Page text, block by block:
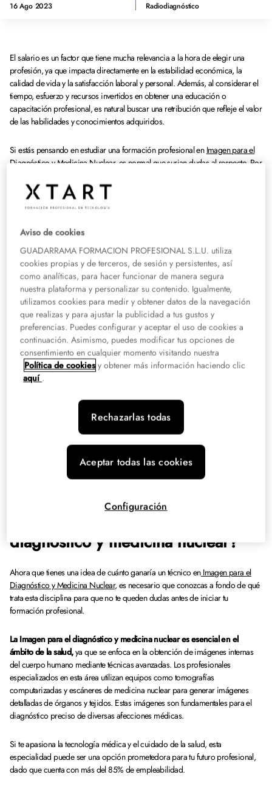
16 Ago 2023
Radiodiagnóstico
El salario es un factor que tiene mucha relevancia a la hora de elegir una
profesión, ya que impacta directamente en la estabilidad económica, la
calidad de vida y la satisfacción laboral y personal. Además, al considerar el
tiempo, esfuerzo y recursos invertidos en obtener una educación o
capacitación profesional, es natural buscar una retribución que refleje el valor
de las habilidades y conocimientos adquiridos.
Si estás pensando en estudiar una formación profesional en Imagen para el
Diagnóstico y Medicina Nuclear, es normal que surjan dudas al respecto. Por
aproximado que devenga un profesional en esta área, junto con otros datos
útiles que te ayudarán a aumentar tus posibilidades de obtener una
Salario promedio de un técnico en
Radiología y Medicina Nuclear
El salario de los técnicos especializados en esta área puede variar debido a
diversos factores, como la experiencia del candidato y las condiciones del
contrato, lo que dificulta establecer una cantidad exacta que refleje el sueldo
mensual o anual de este profesional sanitario.
Sin embargo, es posible proporcionar un aproximado que sirva como
referencia si decides estudiar esta carrera. En ese sentido,
reciben estos profesionales sanitarios oscila entre los 16-000 y 23.000
euros anuales, lo que equivale a una media de alrededor de 1.500 euros
sea público o privado. Estos factores juegan un papel clave en la
determinación del salario final de un técnico en Imagen para el Diagnóstico y
diagnóstico y medicina nuclear?
Ahora que tienes una idea de cuánto ganaría un técnico enImagen para el
Diagnóstico y Medicina Nuclear, es necesario que conozcas a fondo de qué
trata esta disciplina para que no te queden dudas antes de iniciar tu
formación profesional.
La Imagen para el diagnóstico y medicina nuclear es esencial en el
ámbito de la salud,ya que se enfoca en la obtención de imágenes internas
del cuerpo humano mediante técnicas avanzadas. Los profesionales
especializados en esta área utilizan equipos como tomografías
computarizadas y escáneres de medicina nuclear para generar imágenes
detalladas de órganos y tejidos. Estas imágenes son fundamentales para el
diagnóstico preciso de diversas afecciones médicas.
Si te apasiona la tecnología médica y el cuidado de la salud, esta
especialidad puede ser una opción prometedora para tu futuro profesional,
dado que cuenta con más del 85% de empleabilidad.
Aviso de cookies
GUADARRAMA FORMACION PROFESIONAL S.L.U. utiliza
cookies propias y de terceros, de sesión y persistentes, así
como analíticas, para hacer funcionar de manera segura
nuestra plataforma y personalizar su contenido. Igualmente,
utilizamos cookies para medir y obtener datos de la navegación
que realizas y para ajustar la publicidad a tus gustos y
preferencias. Puedes configurar y aceptar el uso de cookies a
continuación. Asimismo, puedes modificar tus opciones de
consentimiento en cualquier momento visitando nuestra
Política de cookies y obtener más información haciendo clic
aquí .
Rechazarlas todas
Aceptar todas las cookies
Configuración